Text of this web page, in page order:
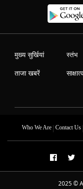
मुख्य सुर्खियां
ताजा खबरें
स्तंभ
Who We Are| Contact Us|
2025 ©